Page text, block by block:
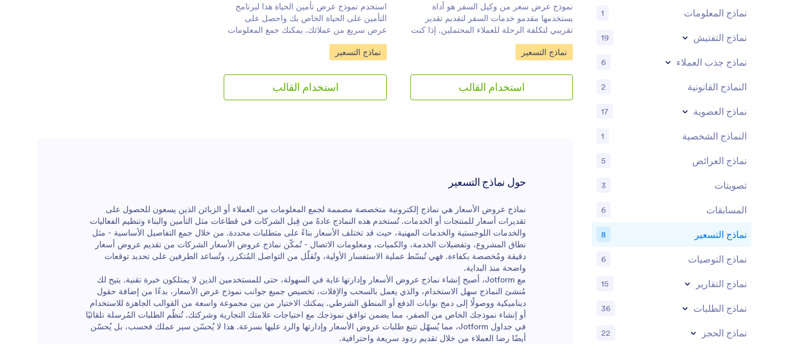
نموذج عرض سعر من وكيل السفر هو أداة
يستخدمها مقدمو خدمات السفر لتقديم تقدير
تقريبي لتكلفة الرحلة للعملاء المحتملين. إذا كنت
تعمل كوكيل سفر، يمكنك إعداد عرض سعر
احترافي لمشاركة تفاصيل الأسعار مع عملائك
خلال قالب مجاني من Jotform، يمكنك إنشاء
عرض سعر مخصص وإضافته إلى موقعك
الإلكتروني وتشاركه بسهولة مع العملاء المهتمين.
Go to Category:
نماذج التسعير
استخدام القالب
استخدم نموذج عرض تأمين الحياة هذا لبرنامج
التأمين على الحياة الخاص بك واحصل على
عرض سريع من عملائك. يمكنك جمع المعلومات
الشخصية مثل الاسم والعنوان والرقم والبريد
الإلكتروني وتاريخ الميلاد وخطة الحياة والطول
التأمين هذا. يسمح نموذج عرض التأمين على
الحياة هذا بطرح بعض الأسئلة مثل "هل لديك
تأمين حياة شامل الآن؟" و "هل تخطط لإلغاء أي
Go to Category:
نماذج التسعير
استخدام القالب
حول نماذج التسعير
نماذج عروض الأسعار هي نماذج إلكترونية متخصصة مصممة لجمع المعلومات من العملاء أو الزبائن الذين يسعون للحصول على
تقديرات أسعار للمنتجات أو الخدمات. تُستخدم هذه النماذج عادةً من قِبل الشركات في قطاعات مثل التأمين والبناء وتنظيم الفعاليات
والخدمات اللوجستية والخدمات المهنية، حيث قد تختلف الأسعار بناءً على متطلبات محددة. من خلال جمع التفاصيل الأساسية - مثل
نطاق المشروع، وتفضيلات الخدمة، والكميات، ومعلومات الاتصال - تُمكّن نماذج عروض الأسعار الشركات من تقديم عروض أسعار
دقيقة ومُخصصة بكفاءة. فهي تُبسّط عملية الاستفسار الأولية، وتُقلّل من التواصل المُتكرر، وتُساعد الطرفين على تحديد توقعات
واضحة منذ البداية.
مع Jotform، أصبح إنشاء نماذج عروض الأسعار وإدارتها غاية في السهولة، حتى للمستخدمين الذين لا يمتلكون خبرة تقنية. يتيح لك
مُنشئ النماذج سهل الاستخدام، والذي يعمل بالسحب والإفلات، تخصيص جميع جوانب نموذج عرض الأسعار، بدءًا من إضافة حقول
ديناميكية ووصولًا إلى دمج بوابات الدفع أو المنطق الشرطي. يمكنك الاختيار من بين مجموعة واسعة من القوالب الجاهزة للاستخدام
أو إنشاء نموذجك الخاص من الصفر، مما يضمن توافق نموذجك مع احتياجات علامتك التجارية وشركتك. تُنظّم الطلبات المُرسلة تلقائيًا
في جداول Jotform، مما يُسهّل تتبع طلبات عروض الأسعار وإدارتها والرد عليها بسرعة. هذا لا يُحسّن سير عملك فحسب، بل يُحسّن
أيضًا رضا العملاء من خلال تقديم ردود سريعة واحترافية.
نماذج المعلومات 1
نماذج التفتيش 19
نماذج جذب العملاء 6
النماذج القانونية 2
نماذج العضوية 17
النماذج الشخصية 1
نماذج العرائض 5
تصويتات 3
المسابقات 6
نماذج التسعير 8
نماذج التوصيات 6
نماذج التقارير 15
نماذج الطلبات 36
نماذج الحجز 22